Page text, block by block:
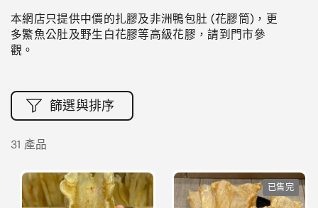
本網店只提供中價的扎膠及非洲鴨包肚 (花膠筒)，更
多鰵魚公肚及野生白花膠等高級花膠，請到門市參
觀。
31 產品
篩選與排序
已售完